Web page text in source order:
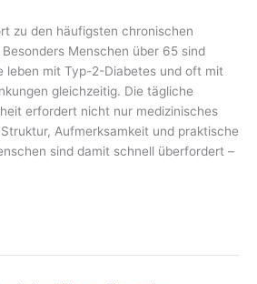
zu den häufigsten chronischen
Menschen über 65 sind
leben mit Typ-2-Diabetes und oft mit
gleichzeitig. Die tägliche
erfordert nicht nur medizinisches
Aufmerksamkeit und praktische
sind damit schnell überfordert –